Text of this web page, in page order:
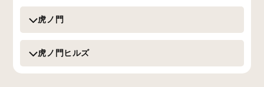
虎ノ門
虎ノ門ヒルズ